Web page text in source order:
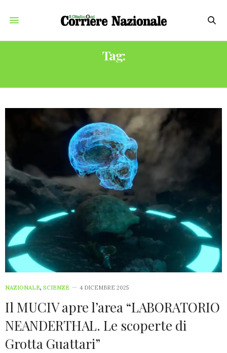
Tag:
NAZIONALE, SCIENZE 4 DICEMBRE 2025
Il MUCIV apre l’area “LABORATORIO
NEANDERTHAL. Le scoperte di
Grotta Guattari”